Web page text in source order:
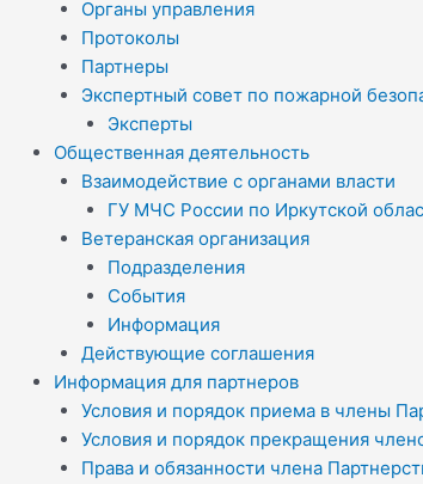
Органы управления
Протоколы
Партнеры
Экспертный совет по пожарной
Эксперты
Общественная деятельность
Взаимодействие с органами власти
ГУ МЧС России по Иркутской
Ветеранская организация
Подразделения
События
Информация
Действующие соглашения
Информация для партнеров
Условия и порядок приема в члены
Условия и порядок прекращения
Права и обязанности члена